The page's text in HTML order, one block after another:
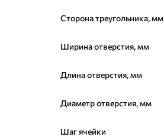
Сторона треугольника, мм
Ширина отверстия, мм
Длина отверстия, мм
Диаметр отверстия, мм
Шаг ячейки